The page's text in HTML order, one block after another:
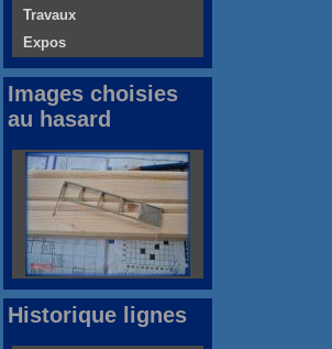
Travaux
Expos
Images choisies
au hasard
Historique lignes